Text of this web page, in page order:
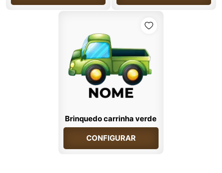
Brinquedo carrinha verde
CONFIGURAR